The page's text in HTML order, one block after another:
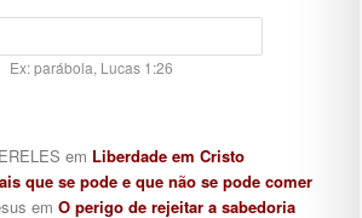
Ex: parábola, Lucas 1:26
em Liberdade em Cristo
que se pode e que não se pode comer
em O perigo de rejeitar a sabedoria